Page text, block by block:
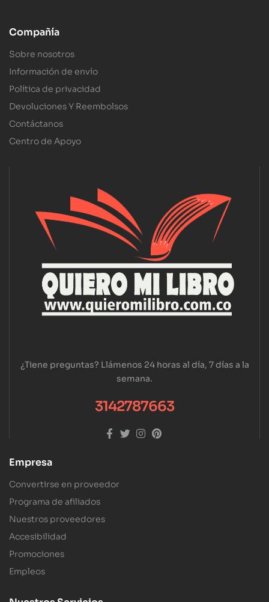
Compañía
Sobre nosotros
Información de envío
Política de privacidad
Devoluciones Y Reembolsos
Contáctanos
Centro de Apoyo
¿Tiene preguntas? Llámenos 24 horas al día, 7 días a la
semana.
3142787663
Empresa
Convertirse en proveedor
Programa de afiliados
Nuestros proveedores
Accesibilidad
Promociones
Empleos